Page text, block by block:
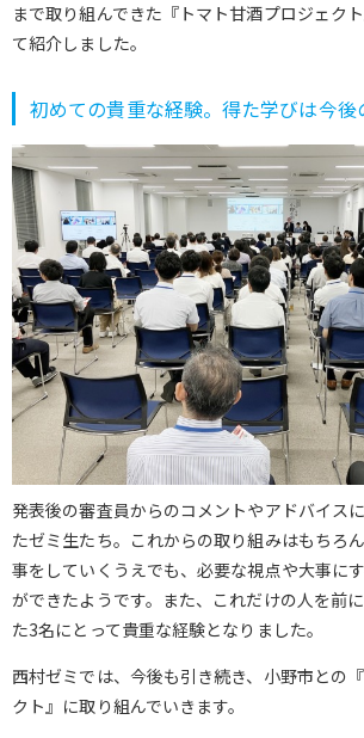
まで取り組んできた『トマト甘酒プロジェク
て紹介しました。
初めての貴重な経験。得た学びは今後
発表後の審査員からのコメントやアドバイス
たゼミ生たち。これからの取り組みはもちろ
事をしていくうえでも、必要な視点や大事に
ができたようです。また、これだけの人を前
た3名にとって貴重な経験となりました。
西村ゼミでは、今後も引き続き、小野市との
クト』に取り組んでいきます。